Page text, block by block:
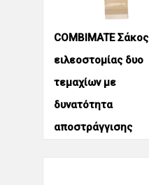
COMBIMATE Σάκος
ειλεοστομίας δυο
τεμαχίων με
δυνατότητα
αποστράγγισης